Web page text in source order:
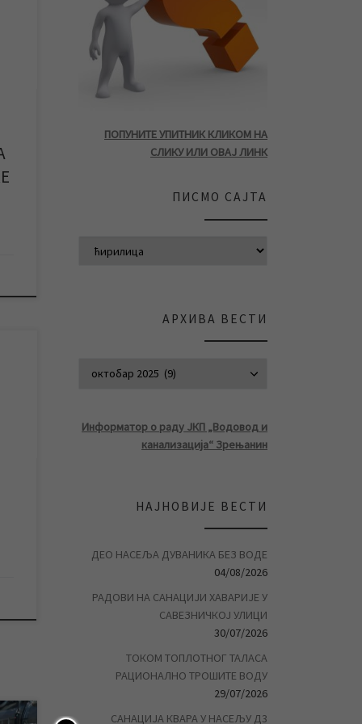
ПОПУНИТЕ УПИТНИК КЛИКОМ НА
СЛИКУ ИЛИ ОВАЈ ЛИНК
ПИСМО САЈТА
АРХИВА ВЕСТИ
Информатор о раду ЈКП „Водовод и
канализација“ Зрењанин
НАЈНОВИЈЕ ВЕСТИ
ДЕО НАСЕЉА ДУВАНИКА БЕЗ ВОДЕ
04/08/2026
РАДОВИ НА САНАЦИЈИ ХАВАРИЈЕ У
САВЕЗНИЧКОЈ УЛИЦИ
30/07/2026
ТОКОМ ТОПЛОТНОГ ТАЛАСА
РАЦИОНАЛНО ТРОШИТЕ ВОДУ
29/07/2026
САНАЦИЈА КВАРА У НАСЕЉУ Д3